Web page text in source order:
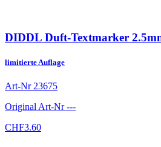
DIDDL Duft-Textmarker
limitierte Auflage
Art-Nr 23675
Original Art-Nr---
CHF3.60